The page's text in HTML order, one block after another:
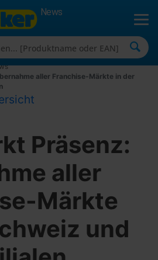
News
aller Franchise-Märkte in der
Präsenz:
aller
Märkte
und